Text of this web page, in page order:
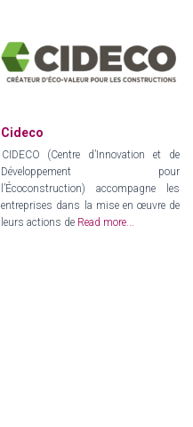
Cideco
CIDECO (Centre d’Innovation et de
Développement pour
l’Écoconstruction) accompagne les
entreprises dans la mise en œuvre de
leurs actions de Read more...